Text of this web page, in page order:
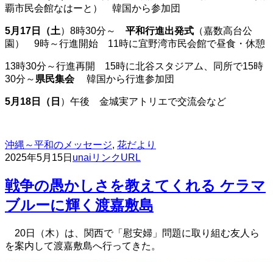
覇市民会館なはーと） 韓国から参加団
5月17日（土）8時30分～ 平和行進出発式 （嘉数高台公
園） 9時～行進開始 11時に宜野湾市民会館で昼食・休憩
13時30分～行進再開 15時に北谷スタジアム、同所で15時
30分～ 県民集会韓国から行進参加団
5月18日（日 ）午後 金城実アトリエで交流会など
沖縄～平和のメッセージ, 花だより
2025年5月15日 unai リンクURL
戦争の愚かしさを教えてくれる ケラマ
ブルーに輝く渡嘉敷島
20日（木）は、関西で「慰安婦」問題に取り組む友人ら
を案内して渡嘉敷島へ行ってきた。